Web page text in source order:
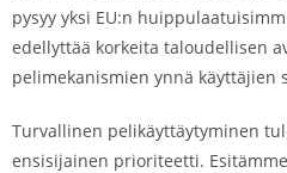
pysyy yksi EU:n
edellyttää korkeita taloudellisen
pelimekanismien ynnä käyttäjien
Turvallinen pelikäyttäytyminen
ensisijainen prioriteetti.